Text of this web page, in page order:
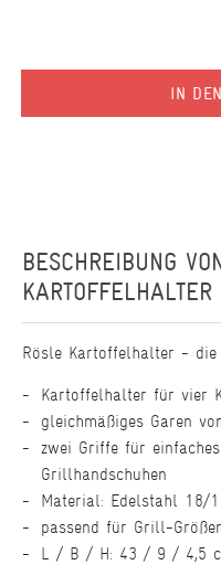
IN
BESCHREIBUNG
KARTOFFELHALTER
Rösle Kartoffelhalter -
Kartoffelhalter für vier
gleichmäßiges Garen
zwei Griffe für
Grillhandschuhen
Material: Edelstahl 18/
passend für Grill-
L / B / H: 43 / 9 / 4,5